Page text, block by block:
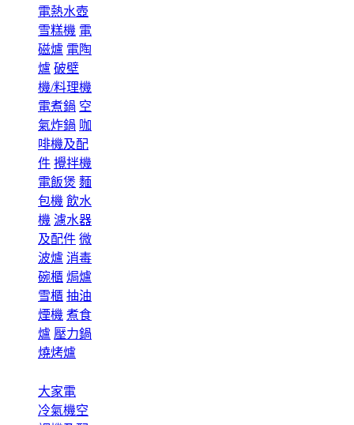
電熱水壺
雪糕機 電
磁爐 電陶
爐 破壁
機/料理機
電煮鍋 空
氣炸鍋 咖
啡機及配
件 攪拌機
電飯煲 麵
包機 飲水
機 濾水器
及配件 微
波爐 消毒
碗櫃 焗爐
雪櫃 抽油
煙機 煮食
爐 壓力鍋
燒烤爐
大家電
冷氣機空